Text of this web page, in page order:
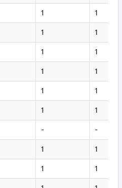
1
1
1
1
1
1
1
1
1
1
1
1
-
-
1
1
1
1